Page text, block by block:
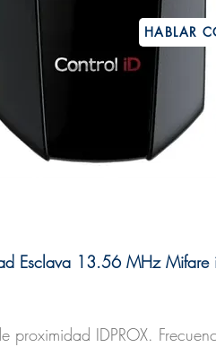
Esclava 13.56 MHz Mifare
proximidad IDPROX.
HABLAR